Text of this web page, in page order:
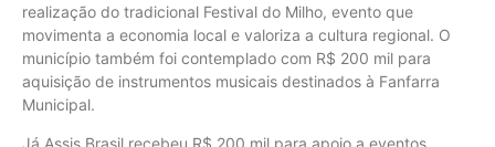
realização do tradicional Festival do Milho, evento que
movimenta a economia local e valoriza a cultura regional. O
município também foi contemplado com R$ 200 mil para
aquisição de instrumentos musicais destinados à Fanfarra
Municipal.
Já Assis Brasil recebeu R$ 200 mil para apoio a eventos